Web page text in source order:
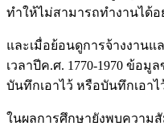
ทำให้ไม่สามารถทำงานได้อ
และเมื่อย้อนดูการจ้างงานแ
เวลาปีค.ศ. 1770-1970 ข้อ
บันทึกเอาไว้ หรือบันทึกเอาไ
ในผลการศึกษายังพบความ